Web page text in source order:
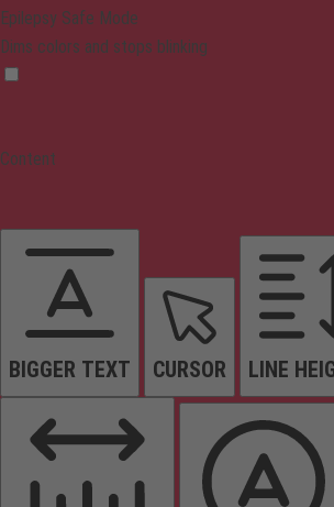
Epilepsy Safe Mode
Dims colors and stops blinking
Content
BIGGER TEXT CURSOR LINE